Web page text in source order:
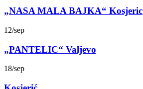
„NASA MALA BAJKA“ Kosjeric
12/sep
„PANTELIC“ Valjevo
18/sep